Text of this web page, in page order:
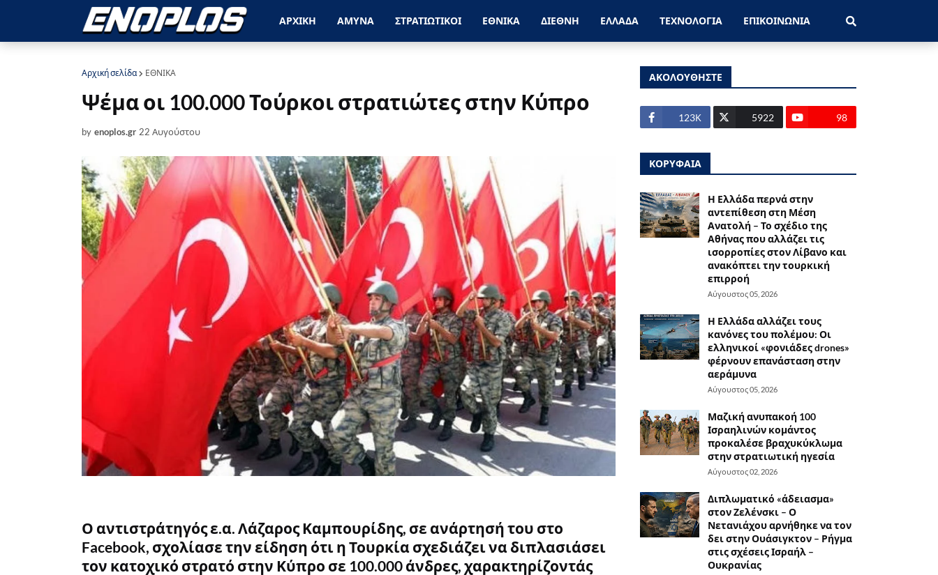
ΑΡΧΙΚΗ ΑΜΥΝΑ ΣΤΡΑΤΙΩΤΙΚΟΙ ΕΘΝΙΚΑ ΔΙΕΘΝΗ ΕΛΛΑΔΑ ΤΕΧΝΟΛΟΓΙΑ ΕΠΙΚΟΙΝΩΝΙΑ
Αρχική σελίδα ΕΘΝΙΚΑ
Ψέμα οι 100.000 Τούρκοι στρατιώτες στην Κύπρο
by enoplos.gr 22 Αυγούστου
Ο αντιστράτηγός ε.α. Λάζαρος Καμπουρίδης, σε ανάρτησή του στο
Facebook, σχολίασε την είδηση ότι η Τουρκία σχεδιάζει να διπλασιάσει
τον κατοχικό στρατό στην Κύπρο σε 100.000 άνδρες, χαρακτηρίζοντάς
ΑΚΟΛΟΥΘΗΣΤΕ
123Κ 5922 98
ΚΟΡΥΦΑΙΑ
Η Ελλάδα περνά στην
αντεπίθεση στη Μέση
Ανατολή – Το σχέδιο της
Αθήνας που αλλάζει τις
ισορροπίες στον Λίβανο και
ανακόπτει την τουρκική
επιρροή
Αύγουστος 05, 2026
Η Ελλάδα αλλάζει τους
κανόνες του πολέμου: Οι
ελληνικοί «φονιάδες drones»
φέρνουν επανάσταση στην
αεράμυνα
Αύγουστος 05, 2026
Μαζική ανυπακοή 100
Ισραηλινών κομάντος
προκαλέσε βραχυκύκλωμα
στην στρατιωτική ηγεσία
Αύγουστος 02, 2026
Διπλωματικό «άδειασμα»
στον Ζελένσκι – Ο
Νετανιάχου αρνήθηκε να τον
δει στην Ουάσιγκτον – Ρήγμα
στις σχέσεις Ισραήλ –
Ουκρανίας